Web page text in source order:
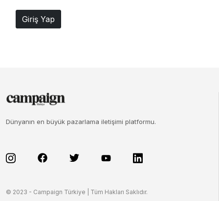
Giriş Yap
Dünyanın en büyük pazarlama iletişimi platformu.
© 2023 - Campaign Türkiye | Tüm Hakları Saklıdır.